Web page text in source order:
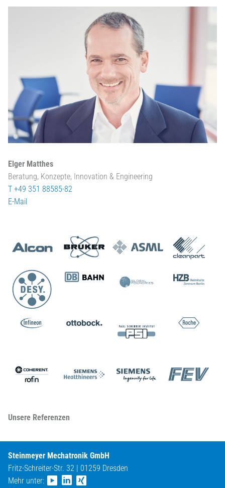
Elger Matthes
Beratung, Konzepte, Innovation & Engineering
T +49 351 88585-82
E-Mail
Unsere Referenzen
Steinmeyer Mechatronik GmbH
Fritz-Schreiter-Str. 32 | 01259 Dresden
Mehr unter: